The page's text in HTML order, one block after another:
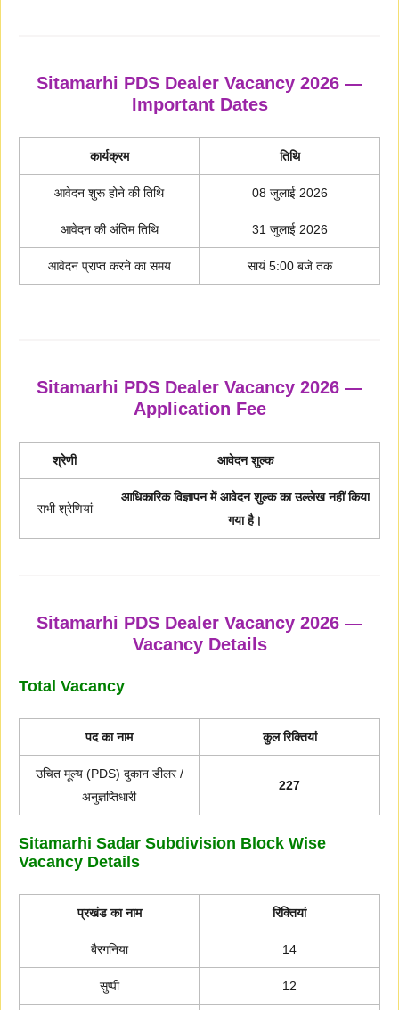
Sitamarhi PDS Dealer Vacancy 2026 —
Important Dates
कार्यक्रम तिथि
आवेदन शुरू होने की तिथि 08 जुलाई 2026
आवेदन की अंतिम तिथि 31 जुलाई 2026
आवेदन प्राप्त करने का समय सायं 5:00 बजे तक
Sitamarhi PDS Dealer Vacancy 2026 —
Application Fee
श्रेणी आवेदन शुल्क
सभी श्रेणियां
आधिकारिक विज्ञापन में आवेदन शुल्क का उल्लेख नहीं किया
गया है।
Sitamarhi PDS Dealer Vacancy 2026 —
Vacancy Details
Total Vacancy
पद का नाम कुल रिक्तियां
उचित मूल्य (PDS) दुकान डीलर /
अनुज्ञप्तिधारी
227
Sitamarhi Sadar Subdivision Block Wise
Vacancy Details
प्रखंड का नाम रिक्तियां
बैरगनिया 14
सुप्पी 12